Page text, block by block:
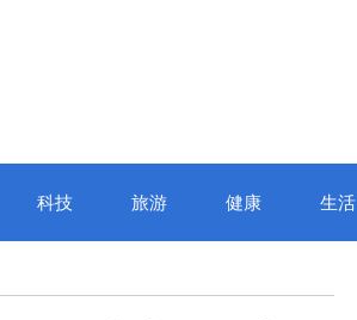
科技 旅游 健康 生活